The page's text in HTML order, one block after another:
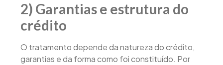
2) Garantias e estrutura do
crédito
O tratamento depende da natureza do crédito,
garantias e da forma como foi constituído. Por